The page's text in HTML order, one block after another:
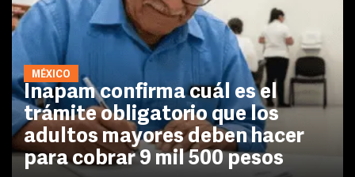
MÉXICO
Inapam confirma cuál es el
trámite obligatorio que los
adultos mayores deben hacer
para cobrar 9 mil 500 pesos